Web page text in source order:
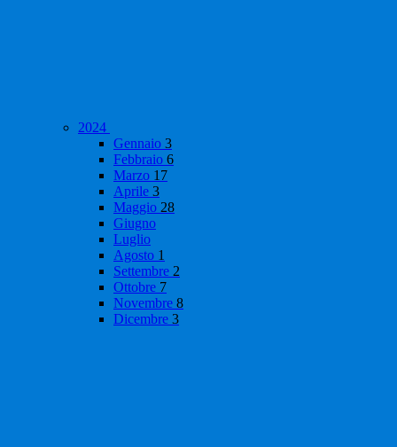
2024
Gennaio 3
Febbraio 6
Marzo 17
Aprile 3
Maggio 28
Giugno
Luglio
Agosto 1
Settembre 2
Ottobre 7
Novembre 8
Dicembre 3